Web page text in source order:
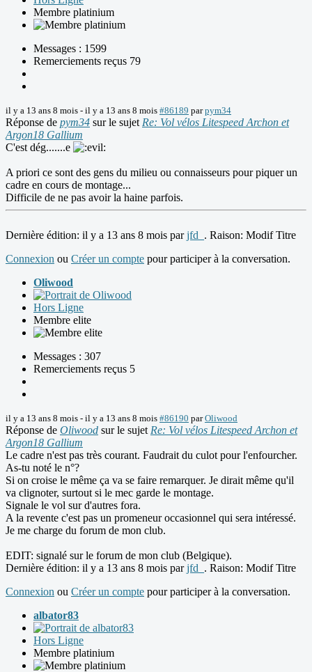
Membre platinium
Messages : 1599
Remerciements reçus 79
il y a 13 ans 8 mois - il y a 13 ans 8 mois #86189 parpym34
Réponse de pym34 sur le sujet Re: Vol vélos Litespeed Archon et
Argon18 Gallium
C'est dég.......e
A priori ce sont des gens du milieu ou connaisseurs pour piquer un
cadre en cours de montage...
Difficile de ne pas avoir la haine parfois.
Dernière édition: il y a 13 ans 8 mois parjfd_ . Raison: Modif Titre
Connexion ou Créer un compte pour participer à la conversation.
Oliwood
Hors Ligne
Membre elite
Messages : 307
Remerciements reçus 5
il y a 13 ans 8 mois - il y a 13 ans 8 mois #86190 parOliwood
Réponse de Oliwood sur le sujet Re: Vol vélos Litespeed Archon et
Argon18 Gallium
Le cadre n'est pas très courant. Faudrait du culot pour l'enfourcher.
As-tu noté le n°?
Si on croise le même ça va se faire remarquer. Je dirait même qu'il
va clignoter, surtout si le mec garde le montage.
Signale le vol sur d'autres fora.
A la revente c'est pas un promeneur occasionnel qui sera intéressé.
Je me charge du forum de mon club.
EDIT: signalé sur le forum de mon club (Belgique).
Dernière édition: il y a 13 ans 8 mois parjfd_ . Raison: Modif Titre
Connexion ou Créer un compte pour participer à la conversation.
albator83
Hors Ligne
Membre platinium